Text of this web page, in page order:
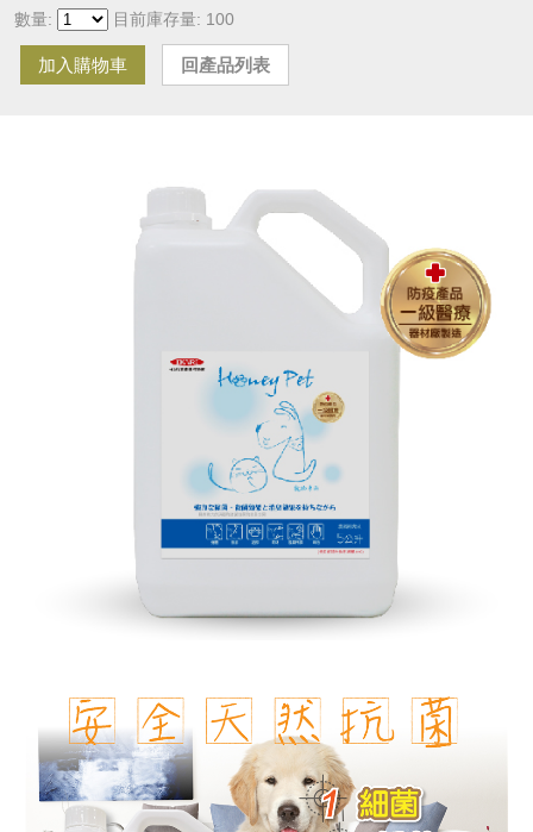
數量:
目前庫存量: 100
加入購物車 回產品列表